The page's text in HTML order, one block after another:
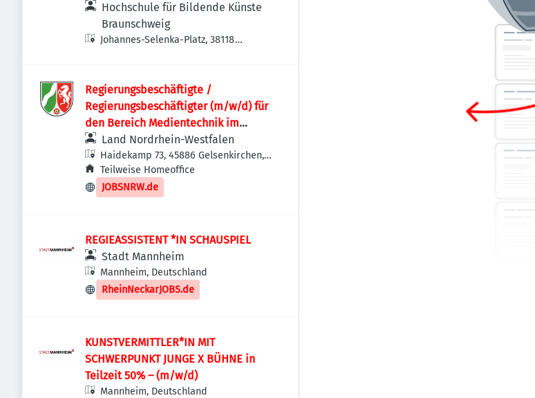
Hochschule für Bildende Künste
Braunschweig
Johannes-Selenka-Platz, 38118
Regierungsbeschäftigte /
Regierungsbeschäftigter (m/w/d) für
den Bereich Medientechnik im
Dezernat 23.2
Land Nordrhein-Westfalen
Haidekamp 73, 45886 Gelsenkirchen,
Deutschland
Teilweise Homeoffice
JOBSNRW.de
REGIEASSISTENT *IN SCHAUSPIEL
Stadt Mannheim
Mannheim, Deutschland
RheinNeckarJOBS.de
KUNSTVERMITTLER*IN MIT
SCHWERPUNKT JUNGE X BÜHNE in
Teilzeit 50% – (m/w/d)
Mannheim, Deutschland